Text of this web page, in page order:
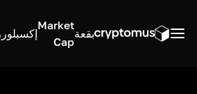
بقعة
Market
Cap
إكسبلورر